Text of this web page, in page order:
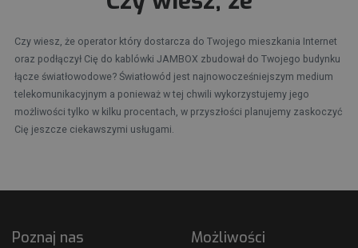
Czy wiesz, że operator który dostarcza do Twojego mieszkania Internet
oraz podłączył Cię do kablówki JAMBOX zbudował do Twojego budynku
łącze światłowodowe? Światłowód jest najnowocześniejszym medium
telekomunikacyjnym a ponieważ w tej chwili wykorzystujemy jego
możliwości tylko w kilku procentach, w przyszłości planujemy zaskoczyć
Cię jeszcze ciekawszymi usługami.
Poznaj nas Możliwości